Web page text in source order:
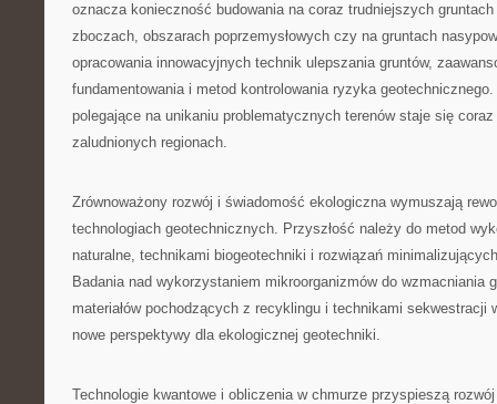
oznacza konieczność budowania na coraz trudniejszych
zboczach, obszarach poprzemysłowych czy na gruntach
opracowania innowacyjnych technik ulepszania gruntów,
fundamentowania i metod kontrolowania ryzyka
polegające na unikaniu problematycznych terenów staje się
zaludnionych regionach.
Zrównoważony rozwój i świadomość ekologiczna wymuszają
technologiach geotechnicznych. Przyszłość należy do metod
naturalne, technikami biogeotechniki i rozwiązań
Badania nad wykorzystaniem mikroorganizmów do wzmacniania
materiałów pochodzących z recyklingu i technikami sekwestracji
nowe perspektywy dla ekologicznej geotechniki.
Technologie kwantowe i obliczenia w chmurze przyspieszą